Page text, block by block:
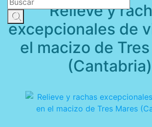
Relieve y
excepcionales de
el macizo de
(Cantabria)